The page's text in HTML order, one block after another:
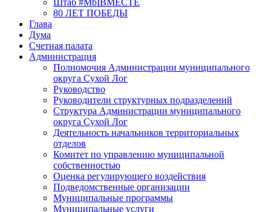
Штаб #MbIBMECTE
80 ЛЕТ ПОБЕДЫ
Глава
Дума
Счетная палата
Администрация
Полномочия Администрации муниципального
округа Сухой Лог
Руководство
Руководители структурных подразделений
Структура Администрации муниципального
округа Сухой Лог
Деятельность начальников территориальных
отделов
Комитет по управлению муниципальной
собственностью
Оценка регулирующего воздействия
Подведомственные организации
Муниципальные программы
Муниципальные услуги